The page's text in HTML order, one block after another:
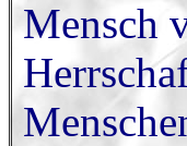
Mensch